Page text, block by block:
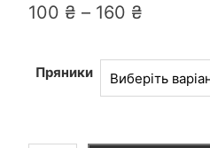
100 ₴ – 160 ₴Діапазон
100 ₴
до
160 ₴
Пряники